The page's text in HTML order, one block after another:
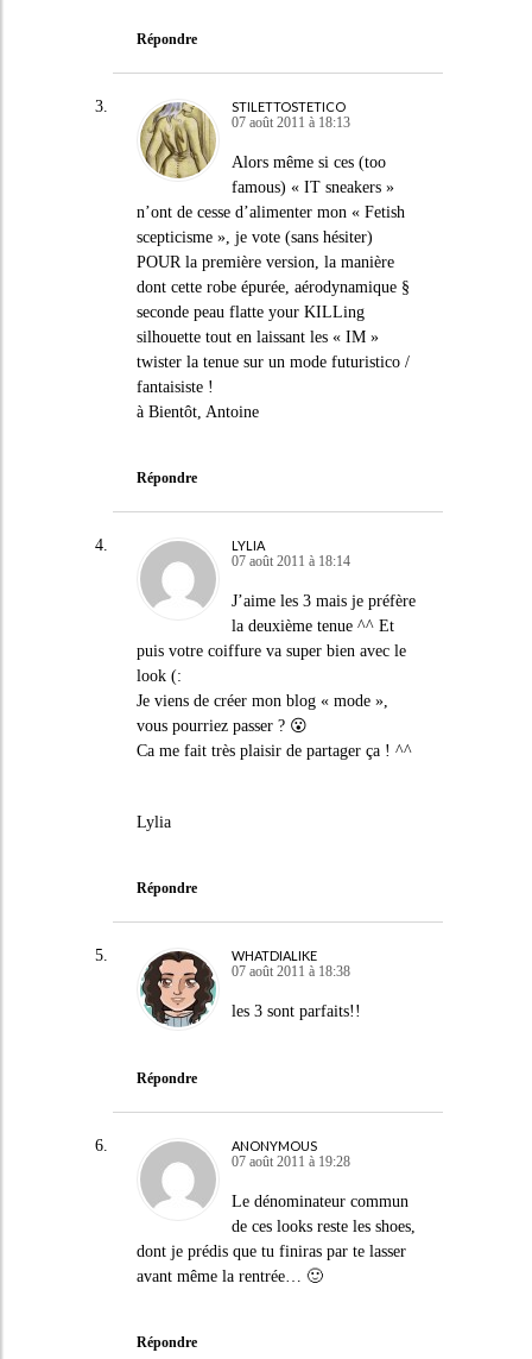
Répondre
STILETTOSTETICO
07 août 2011 à 18:13
Alors même si ces (too
famous) « IT sneakers »
n’ont de cesse d’alimenter mon « Fetish
scepticisme », je vote (sans hésiter)
POUR la première version, la manière
dont cette robe épurée, aérodynamique §
seconde peau flatte your KILLing
silhouette tout en laissant les « IM »
twister la tenue sur un mode futuristico /
fantaisiste !
à Bientôt, Antoine
Répondre
LYLIA
07 août 2011 à 18:14
J’aime les 3 mais je préfère
la deuxième tenue ^^ Et
puis votre coiffure va super bien avec le
look (:
Je viens de créer mon blog « mode »,
vous pourriez passer ? 😮
Ca me fait très plaisir de partager ça ! ^^
Lylia
Répondre
WHATDIALIKE
07 août 2011 à 18:38
les 3 sont parfaits!!
Répondre
ANONYMOUS
07 août 2011 à 19:28
Le dénominateur commun
de ces looks reste les shoes,
dont je prédis que tu finiras par te lasser
avant même la rentrée… 🙂
Répondre